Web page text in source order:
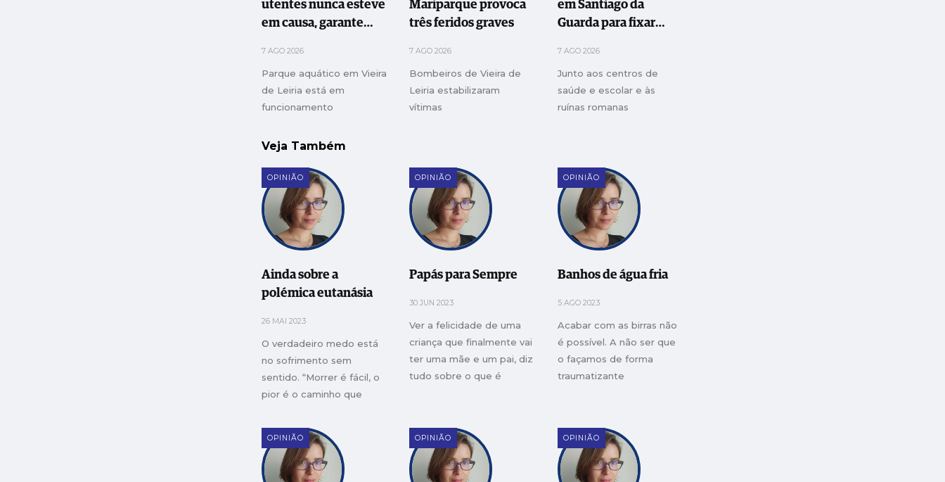
utentes nunca esteve
em causa, garante
7 AGO 2026
Parque aquático em Vieira
de Leiria está em
funcionamento
Mariparque provoca
três feridos graves
7 AGO 2026
Bombeiros de Vieira de
Leiria estabilizaram
vítimas
em Santiago da
Guarda para fixar
7 AGO 2026
Junto aos centros de
saúde e escolar e às
ruínas romanas
Veja Também
OPINIÃO
Ainda sobre a
polémica eutanásia
26 MAI 2023
O verdadeiro medo está
no sofrimento sem
sentido. “Morrer é fácil, o
pior é o caminho que
OPINIÃO
Papás para Sempre
30 JUN 2023
Ver a felicidade de uma
criança que finalmente vai
ter uma mãe e um pai, diz
tudo sobre o que é
OPINIÃO
Banhos de água fria
5 AGO 2023
Acabar com as birras não
é possível. A não ser que
o façamos de forma
traumatizante
OPINIÃO OPINIÃO OPINIÃO